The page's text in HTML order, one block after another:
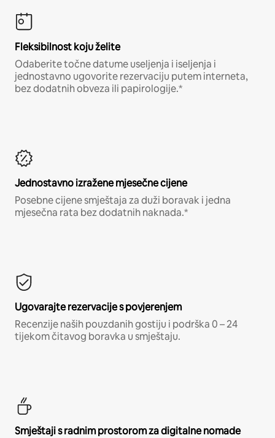
Fleksibilnost koju želite
Odaberite točne datume useljenja i iseljenja i
jednostavno ugovorite rezervaciju putem interneta,
bez dodatnih obveza ili papirologije.*
Jednostavno izražene mjesečne cijene
Posebne cijene smještaja za duži boravak i jedna
mjesečna rata bez dodatnih naknada.*
Ugovarajte rezervacije s povjerenjem
Recenzije naših pouzdanih gostiju i podrška 0 – 24
tijekom čitavog boravka u smještaju.
Smještaji s radnim prostorom za digitalne nomade